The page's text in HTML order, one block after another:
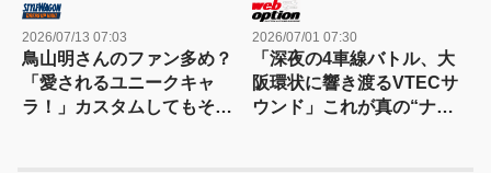
2026/07/13 07:03
鳥山明さんのファン多め？
「愛されるユニークキャ
ラ！」カスタムしてもその
2026/07/01 07:30
「深夜の4車線バトル、大
阪環状に響き渡るVTECサ
ウンド」これが真の“ナニ